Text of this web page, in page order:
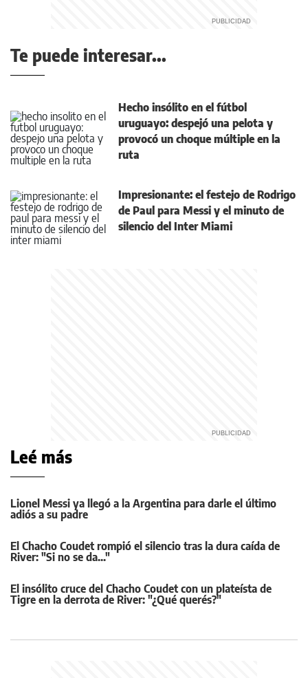
Te puede interesar...
Hecho insólito en el fútbol
uruguayo: despejó una pelota y
provocó un choque múltiple en la
ruta
Impresionante: el festejo de Rodrigo
de Paul para Messi y el minuto de
silencio del Inter Miami
Leé más
Lionel Messi ya llegó a la Argentina para darle el último
adiós a su padre
El Chacho Coudet rompió el silencio tras la dura caída de
River: "Si no se da..."
El insólito cruce del Chacho Coudet con un plateísta de
Tigre en la derrota de River: "¿Qué querés?"